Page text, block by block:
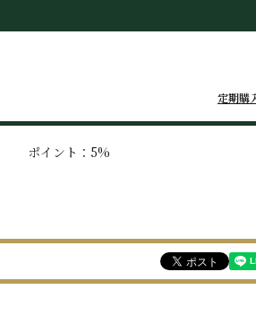
定期購
ポイント：5%